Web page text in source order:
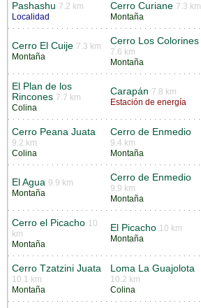
Pashashu 7.2 km
Localidad
Cerro Curiane 7.3 km
Montaña
Cerro El Cuije 7.3 km
Montaña
Cerro Los Colorines
7.6 km
Montaña
El Plan de los
Rincones 7.7 km
Colina
Carapán 7.8 km
Estación de energía
Cerro Peana Juata
9.2 km
Colina
Cerro de Enmedio
9.4 km
Montaña
El Agua 9.9 km
Montaña
Cerro de Enmedio
9.9 km
Montaña
Cerro el Picacho 10
km
Montaña
El Picacho 10 km
Montaña
Cerro Tzatzini Juata
10.1 km
Montaña
Loma La Guajolota
10.2 km
Colina